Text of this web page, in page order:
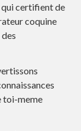
certifient de
coquine
toi-meme